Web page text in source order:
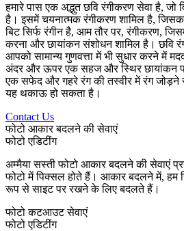
हमारे पास एक अद्भुत छवि रंगीकरण सेवा है, जो
है। इसमें चयनात्मक रंगीकरण शामिल है,
बिट सिर्फ रंगीन है, आम तौर पर, रंगीकरण,
करना और छायांकन संशोधन शामिल है। छवि
आपको सामान्य गुणवत्ता में भी सुधार करने में
अंदर और ऊपर एक सहज और स्थिर छायांकन
एक सफेद और गहरे रंग की तस्वीर में रंग
यह थकाऊ हो सकता है।
Contact Us
फोटो आकार बदलने की सेवाएं
फोटो एडिटींग
अम्मैया सस्ती फोटो आकार बदलने की सेवाएं
फोटो में पिक्सल होते हैं। आकार बदलने में, हम
रूप से साइट पर रखने के लिए बदलते हैं।
फोटो कटआउट सेवाएं
फोटो एडिटींग